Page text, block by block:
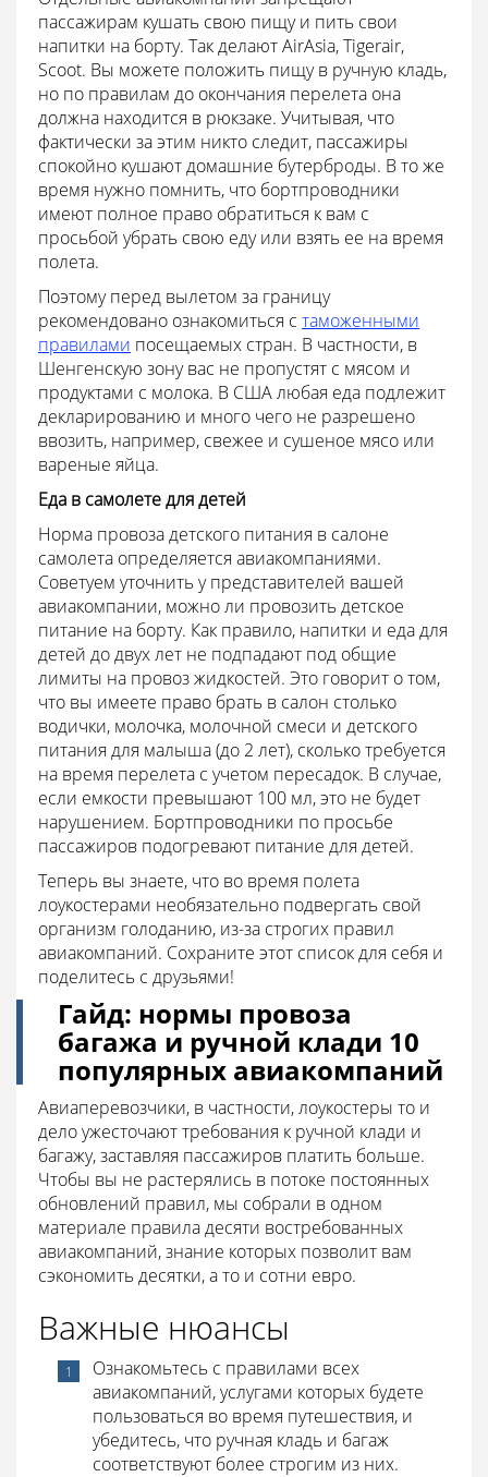
пассажирам кушать свою пищу и пить свои
напитки на борту. Так делают AirAsia, Tigerair,
Scoot. Вы можете положить пищу в ручную кладь,
но по правилам до окончания перелета она
должна находится в рюкзаке. Учитывая, что
фактически за этим никто следит, пассажиры
спокойно кушают домашние бутерброды. В то же
время нужно помнить, что бортпроводники
имеют полное право обратиться к вам с
просьбой убрать свою еду или взять ее на время
полета.
Поэтому перед вылетом за границу
рекомендовано ознакомиться с таможенными
правилами посещаемых стран. В частности, в
Шенгенскую зону вас не пропустят с мясом и
продуктами с молока. В США любая еда подлежит
декларированию и много чего не разрешено
ввозить, например, свежее и сушеное мясо или
вареные яйца.
Еда в самолете для детей
Норма провоза детского питания в салоне
самолета определяется авиакомпаниями.
Советуем уточнить у представителей вашей
авиакомпании, можно ли провозить детское
питание на борту. Как правило, напитки и еда для
детей до двух лет не подпадают под общие
лимиты на провоз жидкостей. Это говорит о том,
что вы имеете право брать в салон столько
водички, молочка, молочной смеси и детского
питания для малыша (до 2 лет), сколько требуется
на время перелета с учетом пересадок. В случае,
если емкости превышают 100 мл, это не будет
нарушением. Бортпроводники по просьбе
пассажиров подогревают питание для детей.
Теперь вы знаете, что во время полета
лоукостерами необязательно подвергать свой
организм голоданию, из-за строгих правил
авиакомпаний. Сохраните этот список для себя и
поделитесь с друзьями!
Гайд: нормы провоза
багажа и ручной клади 10
популярных авиакомпаний
Авиаперевозчики, в частности, лоукостеры то и
дело ужесточают требования к ручной клади и
багажу, заставляя пассажиров платить больше.
Чтобы вы не растерялись в потоке постоянных
обновлений правил, мы собрали в одном
материале правила десяти востребованных
авиакомпаний, знание которых позволит вам
сэкономить десятки, а то и сотни евро.
Важные нюансы
Ознакомьтесь с правилами всех
авиакомпаний, услугами которых будете
пользоваться во время путешествия, и
убедитесь, что ручная кладь и багаж
соответствуют более строгим из них.